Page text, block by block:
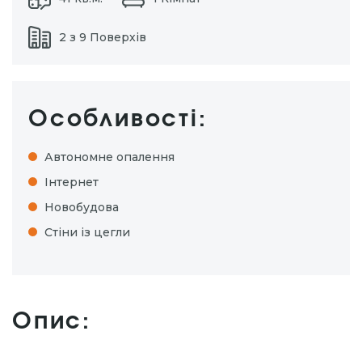
2 з 9 Поверхів
Особливості:
Автономне опалення
Інтернет
Новобудова
Стіни із цегли
Опис: